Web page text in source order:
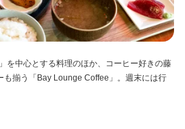
を中心とする料理のほか、コーヒー好きの藤
も揃う「Bay Lounge Coffee」。週末には行